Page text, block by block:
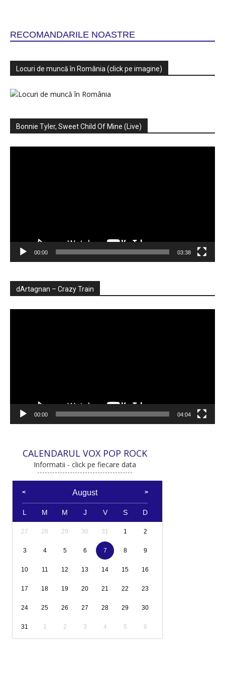
RECOMANDARILE NOASTRE
Locuri de muncă în România (click pe imagine)
Bonnie Tyler, Sweet Child Of Mine (Live)
00:00 03:38
dArtagnan – Crazy Train
00:00 04:04
CALENDARUL VOX POP ROCK
Informatii - click pe fiecare data
August
L M M J V S D
27 28 29 30 31 1 2
3 4 5 6 7 8 9
10 11 12 13 14 15 16
17 18 19 20 21 22 23
24 25 26 27 28 29 30
31 1 2 3 4 5 6